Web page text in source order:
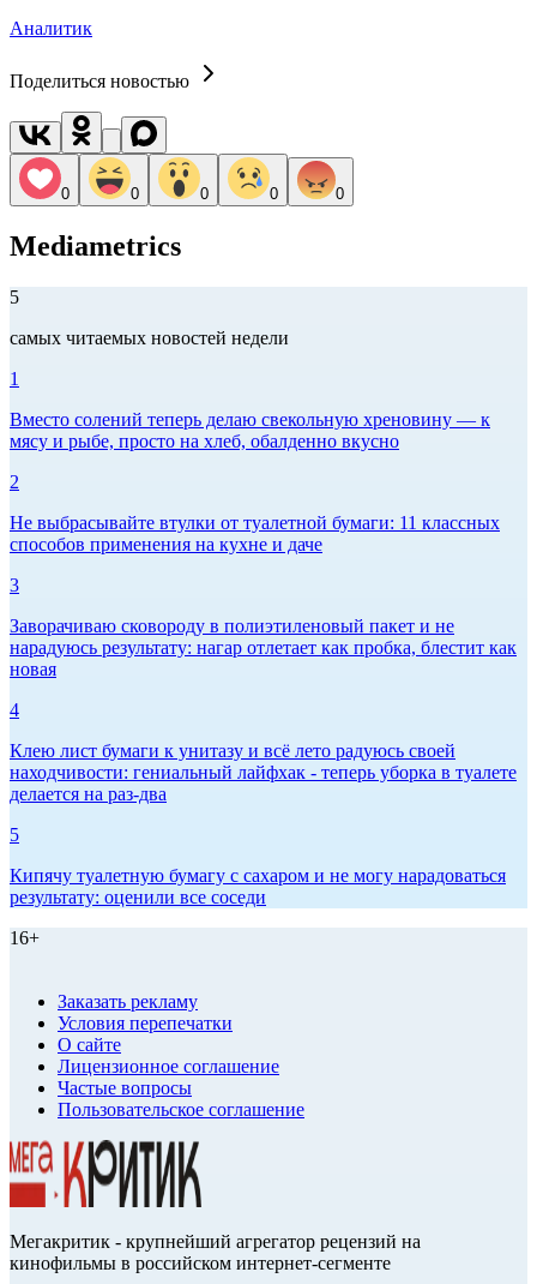
Аналитик
Поделиться новостью
0 0 0 0 0
Mediametrics
5
самых читаемых новостей недели
1
Вместо солений теперь делаю свекольную хреновину — к
мясу и рыбе, просто на хлеб, обалденно вкусно
2
Не выбрасывайте втулки от туалетной бумаги: 11 классных
способов применения на кухне и даче
3
Заворачиваю сковороду в полиэтиленовый пакет и не
нарадуюсь результату: нагар отлетает как пробка, блестит как
новая
4
Клею лист бумаги к унитазу и всё лето радуюсь своей
находчивости: гениальный лайфхак - теперь уборка в туалете
делается на раз-два
5
Кипячу туалетную бумагу с сахаром и не могу нарадоваться
результату: оценили все соседи
16+
Заказать рекламу
Условия перепечатки
О сайте
Лицензионное соглашение
Частые вопросы
Пользовательское соглашение
Мегакритик - крупнейший агрегатор рецензий на
кинофильмы в российском интернет-сегменте